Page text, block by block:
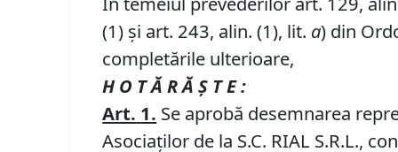
(1) și art. 243, alin. (1), lit. a) din
completările ulterioare,
H O T Ă R Ă Ş T E :
Art. 1. Se aprobă desemnarea
Asociaţilor de la S.C. RIAL S.R.L.,